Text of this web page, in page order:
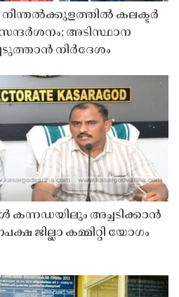
നീന്തൽക്കുളത്തിൽ കലക്ടർ
അടിസ്ഥാന
നിർദേശം
കന്നഡയിലും അച്ചടിക്കാൻ
ജില്ലാ കമ്മിറ്റി യോഗം